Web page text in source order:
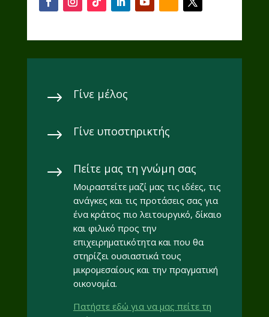
$ Γίνε μέλος
$ Γίνε υποστηρικτής
$ Πείτε μας τη γνώμη σας
Μοιραστείτε μαζί μας τις ιδέες, τις
ανάγκες και τις προτάσεις σας για
ένα κράτος πιο λειτουργικό, δίκαιο
και φιλικό προς την
επιχειρηματικότητα και που θα
στηρίζει ουσιαστικά τους
μικρομεσαίους και την πραγματική
οικονομία.
Πατήστε εδώ για να μας πείτε τη